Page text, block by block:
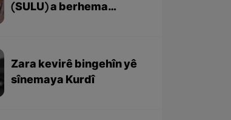
(SULU) a berhema
Zara kevirê bingehîn yê
sînemaya Kurdî